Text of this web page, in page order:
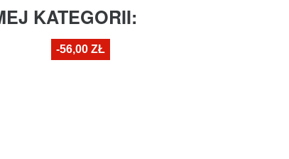
KATEGORII:
-56,00 ZŁ